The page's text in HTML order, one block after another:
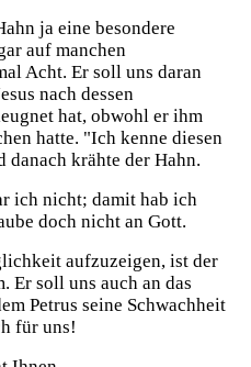
ja eine besondere
auf manchen
Acht. Er soll uns daran
nach dessen
hat, obwohl er ihm
hatte. "Ich kenne diesen
danach krähte der Hahn.
ich nicht; damit hab ich
doch nicht an Gott.
aufzuzeigen, ist der
Er soll uns auch an das
Petrus seine Schwachheit
für uns!